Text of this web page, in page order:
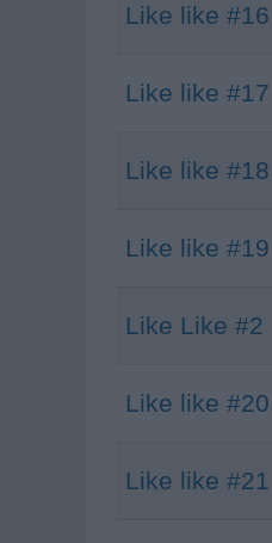
Like like #16
Like like #17
Like like #18
Like like #19
Like Like #2
Like like #20
Like like #21